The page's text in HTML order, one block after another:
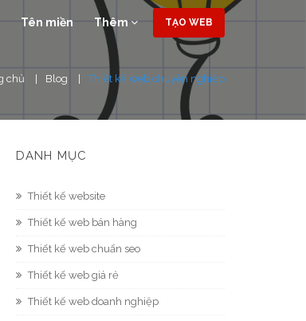
TẠO WEB
Tên miền Thêm
chủ Blog Thiết kế web chuyên nghiệp
DANH MỤC
Thiết kế website
Thiết kế web bán hàng
Thiết kế web chuẩn seo
Thiết kế web giá rẻ
Thiết kế web doanh nghiệp